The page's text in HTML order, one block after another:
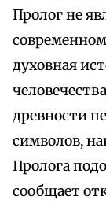
Пролог не
духовная
древности
символов,
Пролога
сообщает